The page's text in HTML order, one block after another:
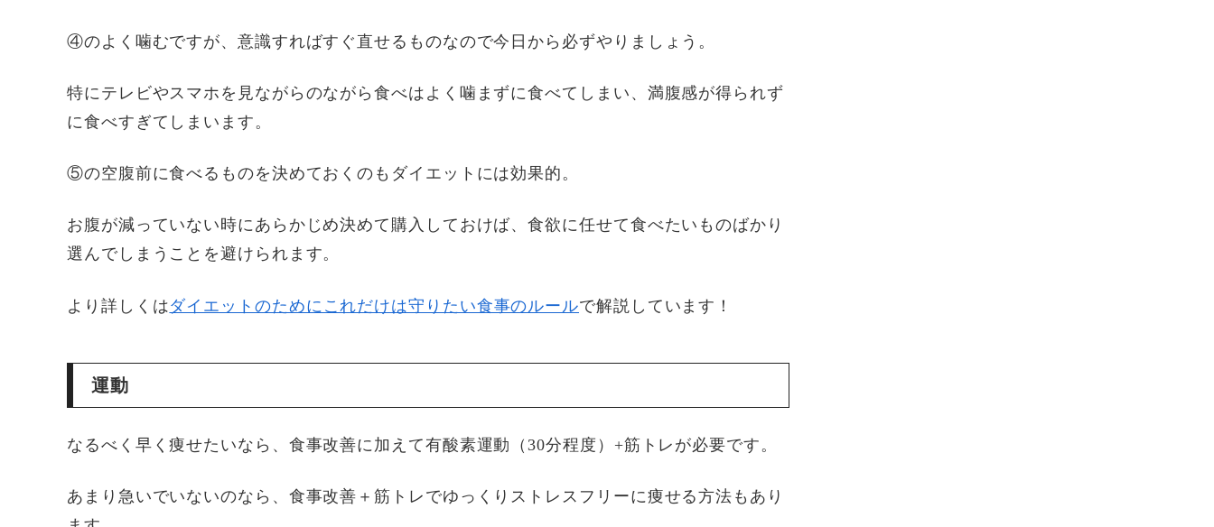
④のよく噛むですが、意識すればすぐ直せるものなので今日から必ずやりましょう。
特にテレビやスマホを見ながらのながら食べはよく噛まずに食べてしまい、満腹感が得られず
に食べすぎてしまいます。
⑤の空腹前に食べるものを決めておくのもダイエットには効果的。
お腹が減っていない時にあらかじめ決めて購入しておけば、食欲に任せて食べたいものばかり
選んでしまうことを避けられます。
より詳しくはダイエットのためにこれだけは守りたい食事のルールで解説しています！
運動
なるべく早く痩せたいなら、食事改善に加えて有酸素運動（30分程度）+筋トレが必要です。
あまり急いでいないのなら、食事改善＋筋トレでゆっくりストレスフリーに痩せる方法もあり